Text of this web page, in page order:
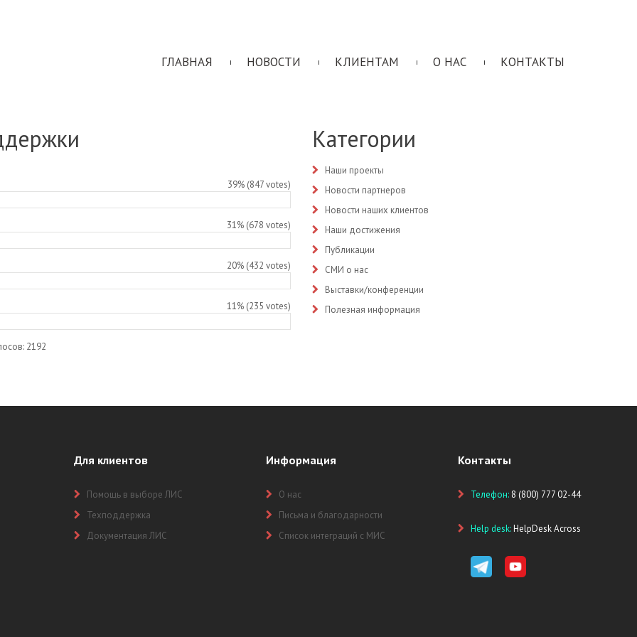
ГЛАВНАЯ НОВОСТИ КЛИЕНТАМ О НАС КОНТАКТЫ
39% (847 votes)
31% (678 votes)
20% (432 votes)
11% (235 votes)
2192
Категории
Наши проекты
Новости партнеров
Новости наших клиентов
Наши достижения
Публикации
СМИ о нас
Выставки/конференции
Полезная информация
Для клиентов
Помощь в выборе ЛИС
Техподдержка
Документация ЛИС
Информация
О нас
Письма и благодарности
Список интеграций с МИС
Контакты
Телефон: 8 (800) 777 02-44
Help desk:HelpDesk Across